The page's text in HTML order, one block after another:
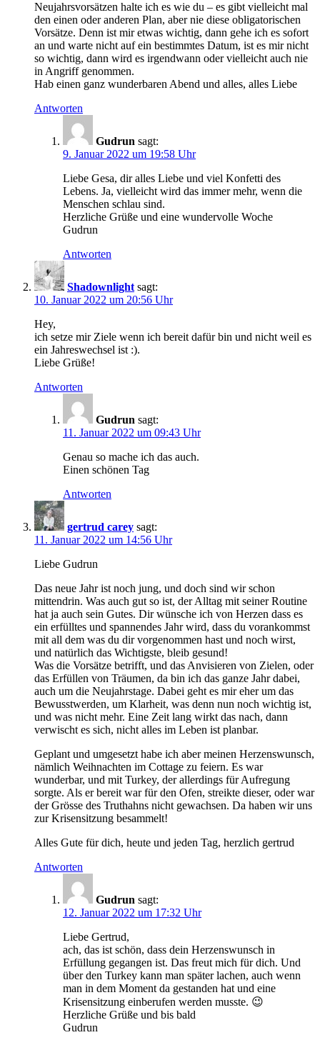
Neujahrsvorsätzen halte ich es wie du – es gibt vielleicht mal
den einen oder anderen Plan, aber nie diese obligatorischen
Vorsätze. Denn ist mir etwas wichtig, dann gehe ich es sofort
an und warte nicht auf ein bestimmtes Datum, ist es mir nicht
so wichtig, dann wird es irgendwann oder vielleicht auch nie
in Angriff genommen.
Hab einen ganz wunderbaren Abend und alles, alles Liebe
Antworten
Gudrun sagt:
9. Januar 2022 um 19:58 Uhr
Liebe Gesa, dir alles Liebe und viel Konfetti des
Lebens. Ja, vielleicht wird das immer mehr, wenn die
Menschen schlau sind.
Herzliche Grüße und eine wundervolle Woche
Gudrun
Antworten
Shadownlight sagt:
10. Januar 2022 um 20:56 Uhr
Hey,
ich setze mir Ziele wenn ich bereit dafür bin und nicht weil es
ein Jahreswechsel ist :).
Liebe Grüße!
Antworten
Gudrun sagt:
11. Januar 2022 um 09:43 Uhr
Genau so mache ich das auch.
Einen schönen Tag
Antworten
gertrud carey sagt:
11. Januar 2022 um 14:56 Uhr
Liebe Gudrun
Das neue Jahr ist noch jung, und doch sind wir schon
mittendrin. Was auch gut so ist, der Alltag mit seiner Routine
hat ja auch sein Gutes. Dir wünsche ich von Herzen dass es
ein erfülltes und spannendes Jahr wird, dass du vorankommst
mit all dem was du dir vorgenommen hast und noch wirst,
und natürlich das Wichtigste, bleib gesund!
Was die Vorsätze betrifft, und das Anvisieren von Zielen, oder
das Erfüllen von Träumen, da bin ich das ganze Jahr dabei,
auch um die Neujahrstage. Dabei geht es mir eher um das
Bewusstwerden, um Klarheit, was denn nun noch wichtig ist,
und was nicht mehr. Eine Zeit lang wirkt das nach, dann
verwischt es sich, nicht alles im Leben ist planbar.
Geplant und umgesetzt habe ich aber meinen Herzenswunsch,
nämlich Weihnachten im Cottage zu feiern. Es war
wunderbar, und mit Turkey, der allerdings für Aufregung
sorgte. Als er bereit war für den Ofen, streikte dieser, oder war
der Grösse des Truthahns nicht gewachsen. Da haben wir uns
zur Krisensitzung besammelt!
Alles Gute für dich, heute und jeden Tag, herzlich gertrud
Antworten
Gudrun sagt:
12. Januar 2022 um 17:32 Uhr
Liebe Gertrud,
ach, das ist schön, dass dein Herzenswunsch in
Erfüllung gegangen ist. Das freut mich für dich. Und
über den Turkey kann man später lachen, auch wenn
man in dem Moment da gestanden hat und eine
Krisensitzung einberufen werden musste. 😉
Herzliche Grüße und bis bald
Gudrun